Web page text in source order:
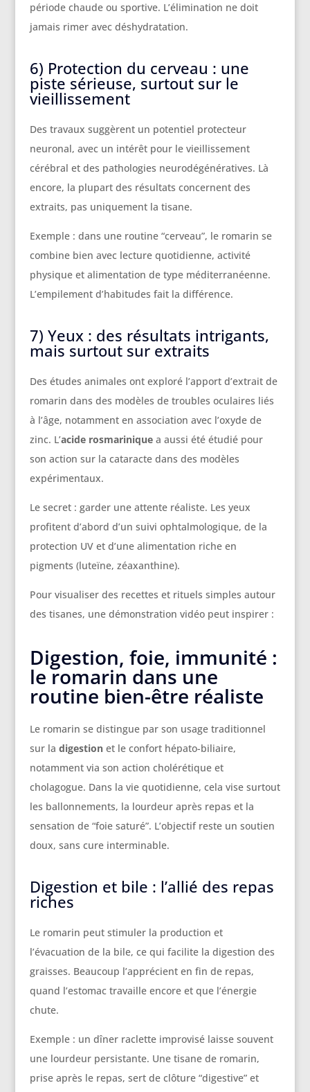
période chaude ou sportive. L’élimination ne doit
jamais rimer avec déshydratation.
6) Protection du cerveau : une
piste sérieuse, surtout sur le
vieillissement
Des travaux suggèrent un potentiel protecteur
neuronal, avec un intérêt pour le vieillissement
cérébral et des pathologies neurodégénératives. Là
encore, la plupart des résultats concernent des
extraits, pas uniquement la tisane.
Exemple : dans une routine “cerveau”, le romarin se
combine bien avec lecture quotidienne, activité
physique et alimentation de type méditerranéenne.
L’empilement d’habitudes fait la différence.
7) Yeux : des résultats intrigants,
mais surtout sur extraits
Des études animales ont exploré l’apport d’extrait de
romarin dans des modèles de troubles oculaires liés
à l’âge, notamment en association avec l’oxyde de
zinc. L’acide rosmariniquea aussi été étudié pour
son action sur la cataracte dans des modèles
expérimentaux.
Le secret : garder une attente réaliste. Les yeux
profitent d’abord d’un suivi ophtalmologique, de la
protection UV et d’une alimentation riche en
pigments (luteïne, zéaxanthine).
Pour visualiser des recettes et rituels simples autour
des tisanes, une démonstration vidéo peut inspirer :
Digestion, foie, immunité :
le romarin dans une
routine bien-être réaliste
Le romarin se distingue par son usage traditionnel
sur la digestionet le confort hépato-biliaire,
notamment via son action cholérétique et
cholagogue. Dans la vie quotidienne, cela vise surtout
les ballonnements, la lourdeur après repas et la
sensation de “foie saturé”. L’objectif reste un soutien
doux, sans cure interminable.
Digestion et bile : l’allié des repas
riches
Le romarin peut stimuler la production et
l’évacuation de la bile, ce qui facilite la digestion des
graisses. Beaucoup l’apprécient en fin de repas,
quand l’estomac travaille encore et que l’énergie
chute.
Exemple : un dîner raclette improvisé laisse souvent
une lourdeur persistante. Une tisane de romarin,
prise après le repas, sert de clôture “digestive” et